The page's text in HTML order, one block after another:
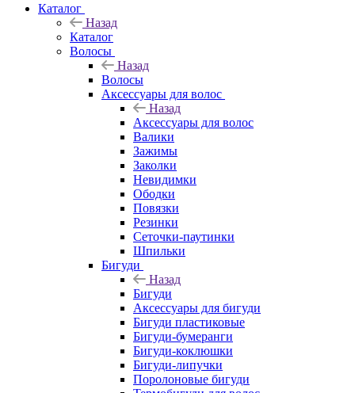
Каталог
Назад
Каталог
Волосы
Назад
Волосы
Аксессуары для волос
Назад
Аксессуары для волос
Валики
Зажимы
Заколки
Невидимки
Ободки
Повязки
Резинки
Сеточки-паутинки
Шпильки
Бигуди
Назад
Бигуди
Аксессуары для бигуди
Бигуди пластиковые
Бигуди-бумеранги
Бигуди-коклюшки
Бигуди-липучки
Поролоновые бигуди